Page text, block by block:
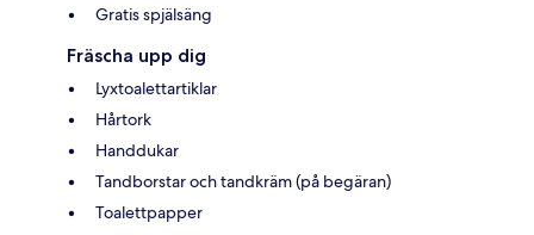
Gratis spjälsäng
Fräscha upp dig
Lyxtoalettartiklar
Hårtork
Handdukar
Tandborstar och tandkräm (på begäran)
Toalettpapper